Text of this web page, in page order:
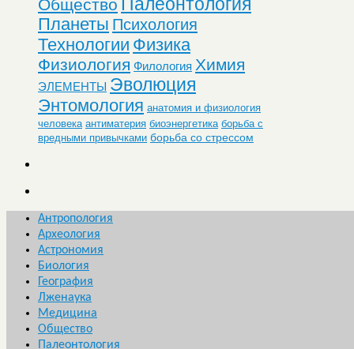
Общество Палеонтология
Планеты Психология
Технологии Физика
Физиология Филология Химия
ЭЛЕМЕНТЫ Эволюция
Энтомология анатомия и физиология
человека антиматерия биоэнергетика борьба с
вредными привычками борьба со стрессом
Антропология
Археология
Астрономия
Биология
География
Лженаука
Медицина
Общество
Палеонтология